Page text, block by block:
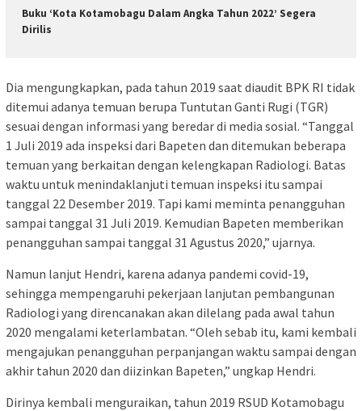
Buku ‘Kota Kotamobagu Dalam Angka Tahun 2022’ Segera
Dirilis
Dia mengungkapkan, pada tahun 2019 saat diaudit BPK RI tidak
ditemui adanya temuan berupa Tuntutan Ganti Rugi (TGR)
sesuai dengan informasi yang beredar di media sosial. “Tanggal
1 Juli 2019 ada inspeksi dari Bapeten dan ditemukan beberapa
temuan yang berkaitan dengan kelengkapan Radiologi. Batas
waktu untuk menindaklanjuti temuan inspeksi itu sampai
tanggal 22 Desember 2019. Tapi kami meminta penangguhan
sampai tanggal 31 Juli 2019. Kemudian Bapeten memberikan
penangguhan sampai tanggal 31 Agustus 2020,” ujarnya.
Namun lanjut Hendri, karena adanya pandemi covid-19,
sehingga mempengaruhi pekerjaan lanjutan pembangunan
Radiologi yang direncanakan akan dilelang pada awal tahun
2020 mengalami keterlambatan. “Oleh sebab itu, kami kembali
mengajukan penangguhan perpanjangan waktu sampai dengan
akhir tahun 2020 dan diizinkan Bapeten,” ungkap Hendri.
Dirinya kembali menguraikan, tahun 2019 RSUD Kotamobagu